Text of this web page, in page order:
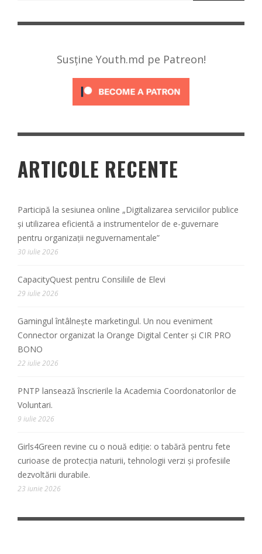
Susține Youth.md pe Patreon!
ARTICOLE RECENTE
Participă la sesiunea online „Digitalizarea serviciilor publice
și utilizarea eficientă a instrumentelor de e-guvernare
pentru organizații neguvernamentale”
30 iulie 2026
CapacityQuest pentru Consiliile de Elevi
29 iulie 2026
Gamingul întâlnește marketingul. Un nou eveniment
Connector organizat la Orange Digital Center și CIR PRO
BONO
22 iulie 2026
PNTP lansează înscrierile la Academia Coordonatorilor de
Voluntari.
9 iulie 2026
Girls4Green revine cu o nouă ediție: o tabără pentru fete
curioase de protecția naturii, tehnologii verzi și profesiile
dezvoltării durabile.
23 iunie 2026